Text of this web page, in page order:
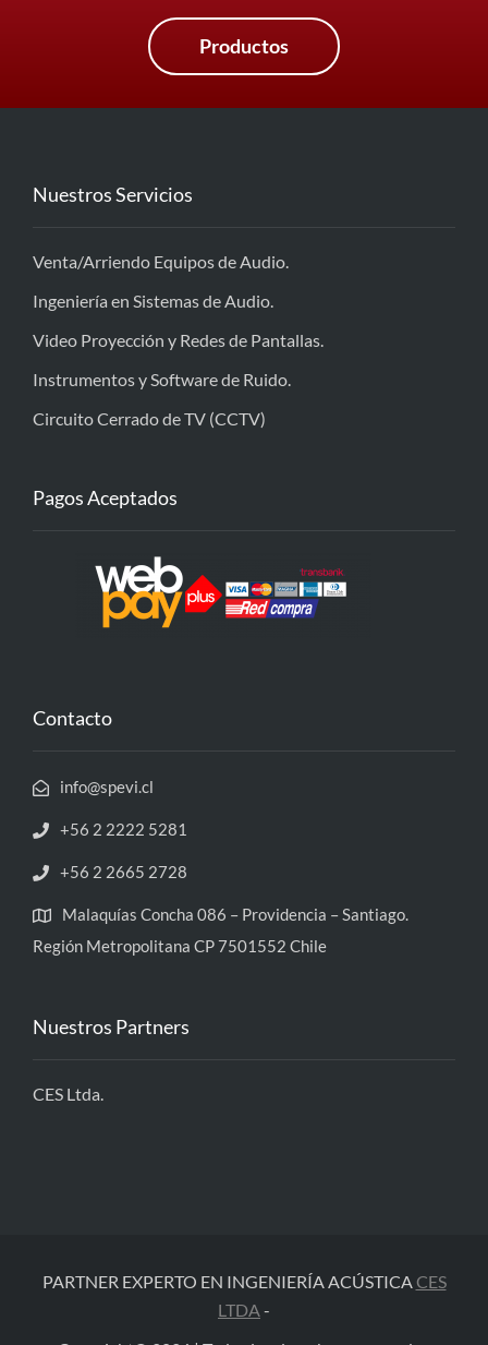
Productos
Nuestros Servicios
Venta/Arriendo Equipos de Audio.
Ingeniería en Sistemas de Audio.
Video Proyección y Redes de Pantallas.
Instrumentos y Software de Ruido.
Circuito Cerrado de TV (CCTV)
Pagos Aceptados
Contacto
info@spevi.cl
+56 2 2222 5281
+56 2 2665 2728
Malaquías Concha 086 – Providencia – Santiago.
Región Metropolitana CP 7501552 Chile
Nuestros Partners
CES Ltda.
PARTNER EXPERTO EN INGENIERÍA ACÚSTICA CES
LTDA -